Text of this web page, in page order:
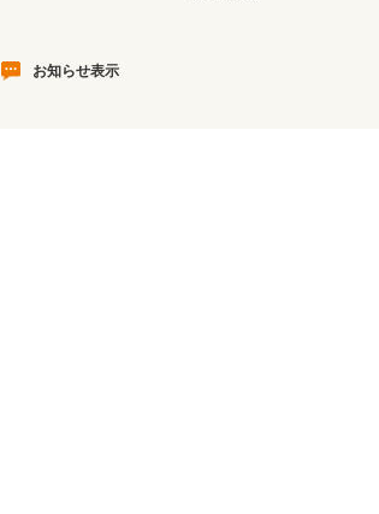
お知らせ表示